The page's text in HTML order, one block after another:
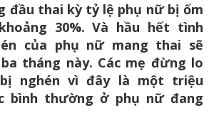
đầu thai kỳ tỷ lệ phụ nữ bị ốm
30%. Và hầu hết tình
của phụ nữ mang thai sẽ
tháng này. Các mẹ đừng lo
nghén vì đây là một triệu
bình thường ở phụ nữ đang